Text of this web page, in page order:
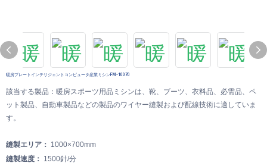
暖房プレートインテリジェントコンピュータ産業ミシンFM-10070
該当する製品：暖房スポーツ用品ミシンは、靴、ブーツ、衣料品、必需品、ペ
ット製品、自動車製品などの製品のワイヤー縫製および配線技術に適していま
す。
縫製エリア： 1000×700mm
縫製速度： 1500針/分